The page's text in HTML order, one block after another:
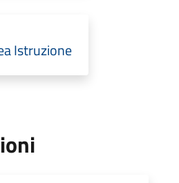
Istruzione